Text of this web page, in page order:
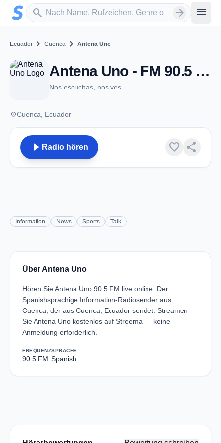
Zum Hauptinhalt springen
search
Sender suchen arrow_forward menu
Ecuador chevron_right Cuenca chevron_right Antena Uno
Antena Uno - FM 90.5 - Cuenca
Nos escuchas, nos ves
placeCuenca, Ecuador
play_arrow Radio hören favorite share
Information News Sports Talk
Über Antena Uno
Hören Sie Antena Uno 90.5 FM live online. Der
Spanishsprachige Information-Radiosender aus
Cuenca, der aus Cuenca, Ecuador sendet. Streamen
Sie Antena Uno kostenlos auf Streema — keine
Anmeldung erforderlich.
FREQUENZ
90.5 FM
SPRACHE
Spanish